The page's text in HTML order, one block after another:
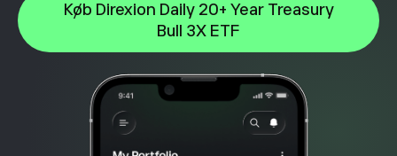
Køb Direxion Daily 20+ Year Treasury
Bull 3X ETF